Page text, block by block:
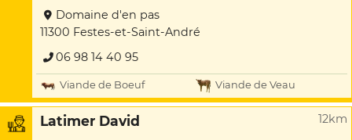
Domaine d'en pas
11300 Festes-et-Saint-André
06 98 14 40 95
Viande de Boeuf Viande de Veau
Latimer David 12km